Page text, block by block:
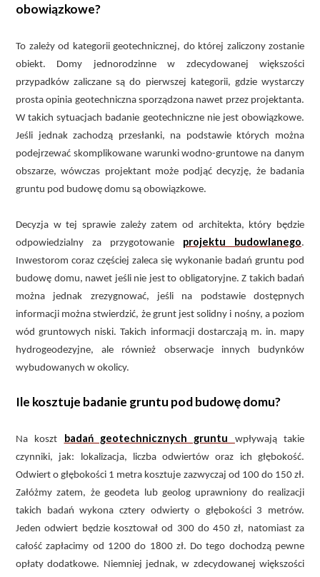
obowiązkowe?
To zależy od kategorii geotechnicznej, do której zaliczony zostanie
obiekt. Domy jednorodzinne w zdecydowanej większości
przypadków zaliczane są do pierwszej kategorii, gdzie wystarczy
prosta opinia geotechniczna sporządzona nawet przez projektanta.
W takich sytuacjach badanie geotechniczne nie jest obowiązkowe.
Jeśli jednak zachodzą przesłanki, na podstawie których można
podejrzewać skomplikowane warunki wodno-gruntowe na danym
obszarze, wówczas projektant może podjąć decyzję, że badania
gruntu pod budowę domu są obowiązkowe.
Decyzja w tej sprawie zależy zatem od architekta, który będzie
odpowiedzialny za przygotowanie projektu budowlanego.
Inwestorom coraz częściej zaleca się wykonanie badań gruntu pod
budowę domu, nawet jeśli nie jest to obligatoryjne. Z takich badań
można jednak zrezygnować, jeśli na podstawie dostępnych
informacji można stwierdzić, że grunt jest solidny i nośny, a poziom
wód gruntowych niski. Takich informacji dostarczają m. in. mapy
hydrogeodezyjne, ale również obserwacje innych budynków
wybudowanych w okolicy.
Ile kosztuje badanie gruntu pod budowę domu?
Na koszt badań geotechnicznych gruntu wpływają takie
czynniki, jak: lokalizacja, liczba odwiertów oraz ich głębokość.
Odwiert o głębokości 1 metra kosztuje zazwyczaj od 100 do 150 zł.
Załóżmy zatem, że geodeta lub geolog uprawniony do realizacji
takich badań wykona cztery odwierty o głębokości 3 metrów.
Jeden odwiert będzie kosztował od 300 do 450 zł, natomiast za
całość zapłacimy od 1200 do 1800 zł. Do tego dochodzą pewne
opłaty dodatkowe. Niemniej jednak, w zdecydowanej większości